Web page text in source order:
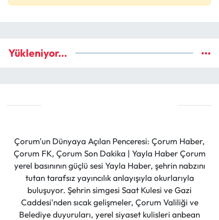
Yükleniyor...
Çorum'un Dünyaya Açılan Penceresi: Çorum Haber,
Çorum FK, Çorum Son Dakika | Yayla Haber Çorum
yerel basınının güçlü sesi Yayla Haber, şehrin nabzını
tutan tarafsız yayıncılık anlayışıyla okurlarıyla
buluşuyor. Şehrin simgesi Saat Kulesi ve Gazi
Caddesi'nden sıcak gelişmeler, Çorum Valiliği ve
Belediye duyuruları, yerel siyaset kulisleri anbean